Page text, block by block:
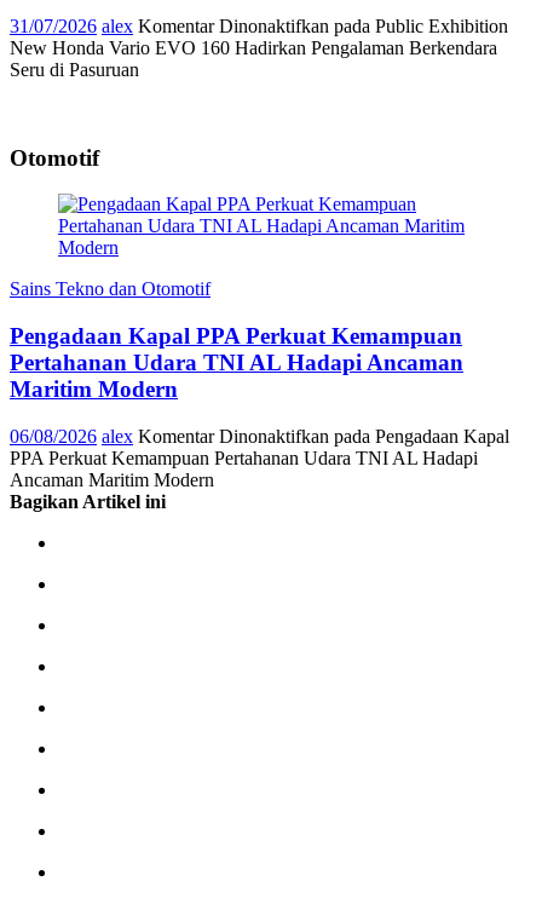
31/07/2026 alex Komentar Dinonaktifkan pada Public Exhibition
New Honda Vario EVO 160 Hadirkan Pengalaman Berkendara
Seru di Pasuruan
Otomotif
Sains Tekno dan Otomotif
Pengadaan Kapal PPA Perkuat Kemampuan
Pertahanan Udara TNI AL Hadapi Ancaman
Maritim Modern
06/08/2026 alex Komentar Dinonaktifkan pada Pengadaan Kapal
PPA Perkuat Kemampuan Pertahanan Udara TNI AL Hadapi
Ancaman Maritim Modern
Bagikan Artikel ini